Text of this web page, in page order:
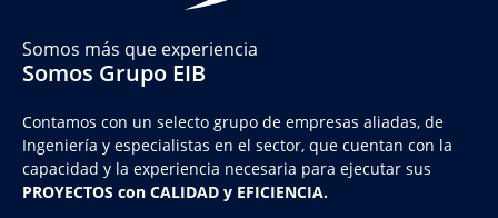
Somos más que experiencia
Somos Grupo EIB
Contamos con un selecto grupo de empresas aliadas, de
Ingeniería y especialistas en el sector, que cuentan con la
capacidad y la experiencia necesaria para ejecutar sus
PROYECTOS con CALIDAD y EFICIENCIA.